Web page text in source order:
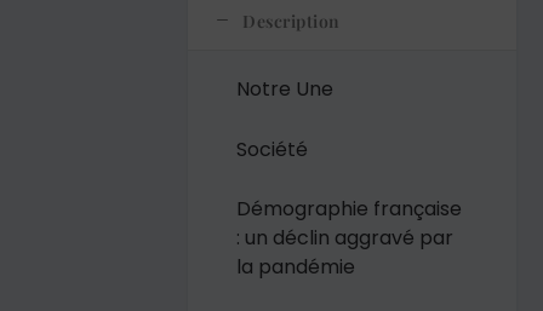
Description
Notre Une
Société
Démographie française
: un déclin aggravé par
la pandémie